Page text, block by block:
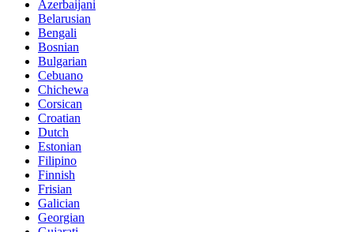
Azerbaijani
Belarusian
Bengali
Bosnian
Bulgarian
Cebuano
Chichewa
Corsican
Croatian
Dutch
Estonian
Filipino
Finnish
Frisian
Galician
Georgian